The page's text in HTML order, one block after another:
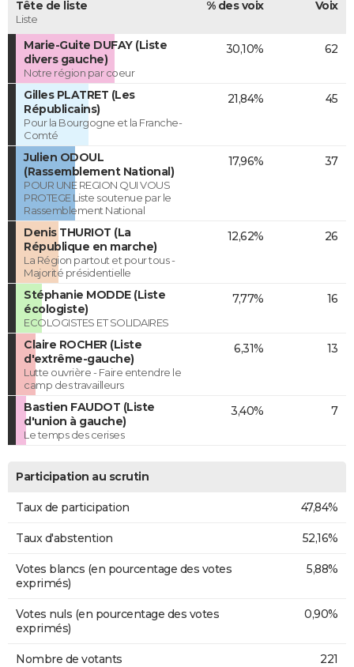
Tête de liste
Liste
% des voix Voix
Marie-Guite DUFAY (Liste
divers gauche)
Notre région par coeur
30,10% 62
Gilles PLATRET (Les
Républicains)
Pour la Bourgogne et la Franche-
Comté
21,84% 45
Julien ODOUL
(Rassemblement National)
POUR UNE REGION QUI VOUS
PROTEGE Liste soutenue par le
Rassemblement National
17,96% 37
Denis THURIOT (La
République en marche)
La Région partout et pour tous -
Majorité présidentielle
12,62% 26
Stéphanie MODDE (Liste
écologiste)
ECOLOGISTES ET SOLIDAIRES
7,77% 16
Claire ROCHER (Liste
d'extrême-gauche)
Lutte ouvrière - Faire entendre le
camp des travailleurs
6,31% 13
Bastien FAUDOT (Liste
d'union à gauche)
Le temps des cerises
3,40% 7
Participation au scrutin
Taux de participation 47,84%
Taux d'abstention 52,16%
Votes blancs (en pourcentage des votes
exprimés)
5,88%
Votes nuls (en pourcentage des votes
exprimés)
0,90%
Nombre de votants 221